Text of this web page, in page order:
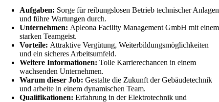
Aufgaben: Sorge für reibungslosen Betrieb technischer Anlagen
und führe Wartungen durch.
Unternehmen: Apleona Facility Management GmbH mit einem
starken Teamgeist.
Vorteile: Attraktive Vergütung, Weiterbildungsmöglichkeiten
und ein sicheres Arbeitsumfeld.
Weitere Informationen: Tolle Karrierechancen in einem
wachsenden Unternehmen.
Warum dieser Job: Gestalte die Zukunft der Gebäudetechnik
und arbeite in einem dynamischen Team.
Qualifikationen: Erfahrung in der Elektrotechnik und